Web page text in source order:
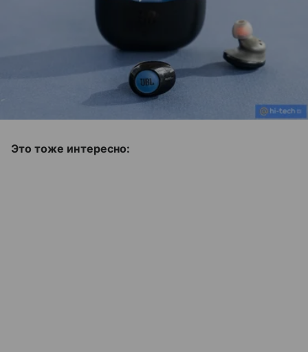
Это тоже интересно: